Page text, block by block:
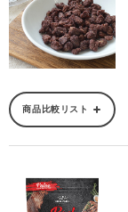
商品比較リスト